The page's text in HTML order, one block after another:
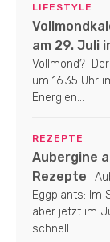
LIFESTYLE
am 29. Juli
Vollmond?
um 16:35 Uhr
Energien...
REZEPTE
Aubergine
Rezepte
Eggplants: Im
aber jetzt im
schnell...